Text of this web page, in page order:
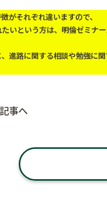
がそれぞれ違いますので、
いという方は、明倫ゼミナ
進路に関する相談や勉強に
事へ